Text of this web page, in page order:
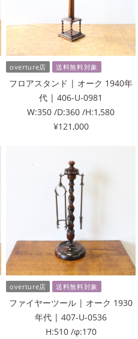
overture店 送料無料対象
フロアスタンド | オーク 1940年
代 | 406-U-0981
W:350 /D:360 /H:1,580
¥121,000
overture店 送料無料対象
ファイヤーツール | オーク 1930
年代 | 407-U-0536
H:510 /φ:170